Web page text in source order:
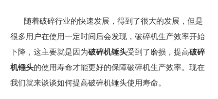
随着破碎行业的快速发展，得到了很大的发展，但是
很多用户在使用一定时间后会发现，破碎机生产效率开始
下降，这主要就是因为破碎机锤头受到了磨损，提高破碎
机锤头的使用寿命才能更好的保障破碎机生产效率。现在
我们就来谈谈如何提高破碎机锤头使用寿命。